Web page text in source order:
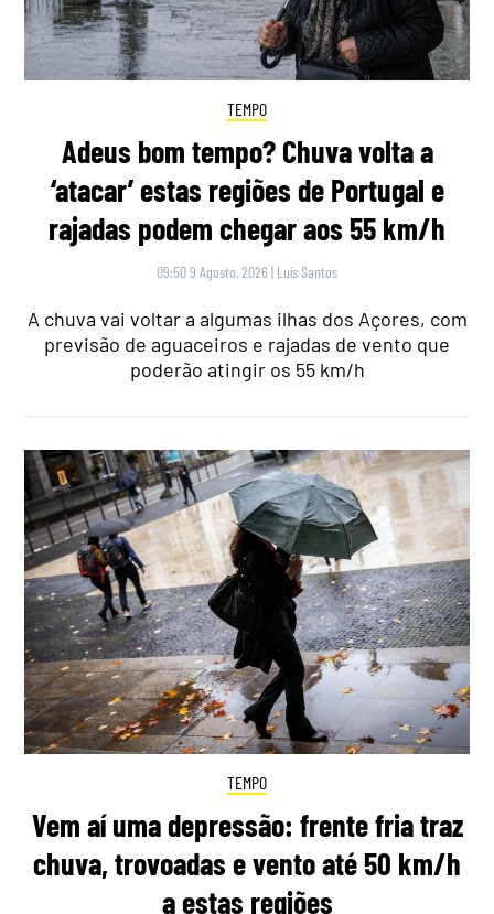
TEMPO
Adeus bom tempo? Chuva volta a
‘atacar’ estas regiões de Portugal e
rajadas podem chegar aos 55 km/h
09:50 9 Agosto, 2026 | Luís Santos
A chuva vai voltar a algumas ilhas dos Açores, com
previsão de aguaceiros e rajadas de vento que
poderão atingir os 55 km/h
TEMPO
Vem aí uma depressão: frente fria traz
chuva, trovoadas e vento até 50 km/h
a estas regiões